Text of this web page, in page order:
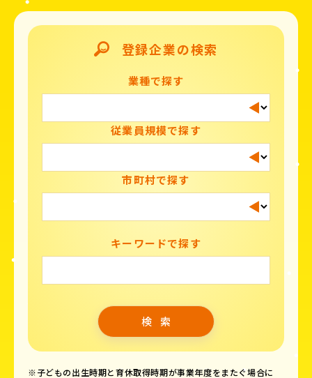
登録企業の検索
業種で探す
従業員規模で探す
市町村で探す
キーワードで探す
※子どもの出生時期と育休取得時期が事業年度をまたぐ場合に